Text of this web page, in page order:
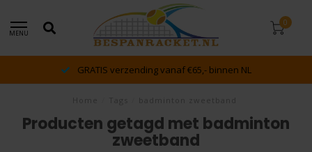
MENU
0
GRATIS verzending vanaf €65,- binnen NL
Producten getagd met badminton
zweetband